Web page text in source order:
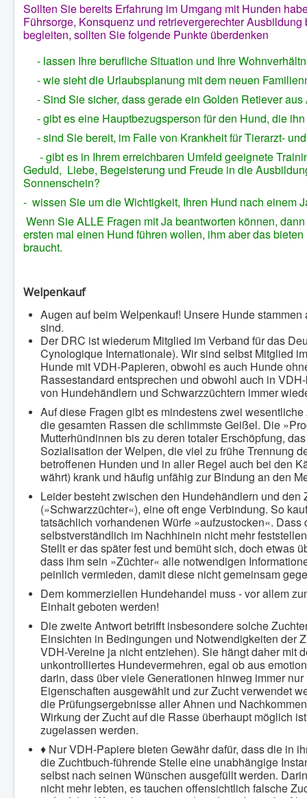
Sollten Sie bereits Erfahrung im Umgang mit Hunden
Führsorge, Konsquenz und retrievergerechter
begleiten, sollten Sie folgende Punkte überdenken
- lassen Ihre berufliche Situation und Ihre
- wie sieht die Urlaubsplanung mit dem neuen
- Sind Sie sicher, dass gerade ein Golden Retiever
- gibt es eine Hauptbezugsperson für den Hund, die
- sind Sie bereit, im Falle von Krankheit für Tierarzt-
- gibt es in Ihrem erreichbaren Umfeld geeignete
Geduld, Liebe, Begeisterung und Freude in die
Sonnenschein?
- wissen Sie um die Wichtigkeit, Ihren Hund nach einem
Wenn Sie ALLE Fragen mit Ja beantworten können,
ersten mal einen Hund führen wollen, ihm aber das
braucht.
Welpenkauf
Augen auf beim Welpenkauf! Unsere Hunde
sind.
Der DRC ist wiederum Mitglied im Verband für das
Cynologique Internationale). Wir sind selbst Mitglied
Hunde mit VDH-Papieren, obwohl es auch Hunde
Rassestandard entsprechen und obwohl auch in
von Hundehändlern und Schwarzzüchtern immer
Auf diese Fragen gibt es mindestens zwei
die gesamten Rassen die schlimmste Geißel. Die
Mutterhündinnen bis zu deren totaler Erschöpfung,
Sozialisation der Welpen, die viel zu frühe Trennung
betroffenen Hunden und in aller Regel auch bei den
währt) krank und häufig unfähig zur Bindung an den
Leider besteht zwischen den Hundehändlern und
(»Schwarzzüchter«), eine oft enge Verbindung. So
tatsächlich vorhandenen Würfe »aufzustocken«.
selbstverständlich im Nachhinein nicht mehr
Stellt er das später fest und bemüht sich, doch etwas
dass ihm sein »Züchter« alle notwendigen
peinlich vermieden, damit diese nicht gemeinsam
Dem kommerziellen Hundehandel muss - vor allem
Einhalt geboten werden!
Die zweite Antwort betrifft insbesondere solche
Einsichten in Bedingungen und Notwendigkeiten der
VDH-Vereine ja nicht entziehen). Sie hängt daher mit
unkontrolliertes Hundevermehren, egal ob aus
darin, dass über viele Generationen hinweg immer
Eigenschaften ausgewählt und zur Zucht verwendet
die Prüfungsergebnisse aller Ahnen und
Wirkung der Zucht auf die Rasse überhaupt möglich
zugelassen werden.
♦ Nur VDH-Papiere bieten Gewähr dafür, dass die in
die Zuchtbuch-führende Stelle eine unabhängige
selbst nach seinen Wünschen ausgefüllt werden.
nicht mehr lebten, es tauchen offensichtlich falsche